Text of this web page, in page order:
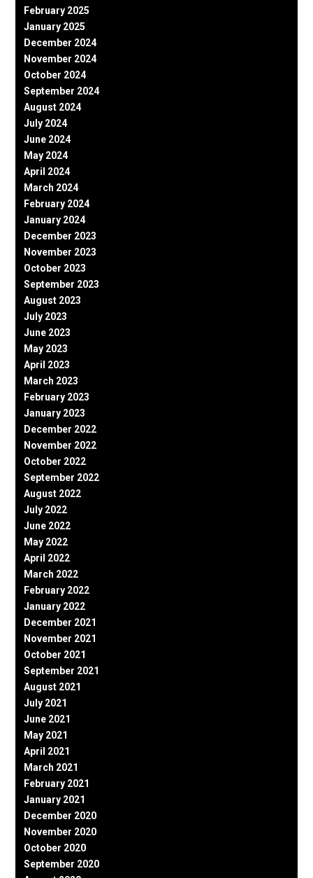
February 2025
January 2025
December 2024
November 2024
October 2024
September 2024
August 2024
July 2024
June 2024
May 2024
April 2024
March 2024
February 2024
January 2024
December 2023
November 2023
October 2023
September 2023
August 2023
July 2023
June 2023
May 2023
April 2023
March 2023
February 2023
January 2023
December 2022
November 2022
October 2022
September 2022
August 2022
July 2022
June 2022
May 2022
April 2022
March 2022
February 2022
January 2022
December 2021
November 2021
October 2021
September 2021
August 2021
July 2021
June 2021
May 2021
April 2021
March 2021
February 2021
January 2021
December 2020
November 2020
October 2020
September 2020